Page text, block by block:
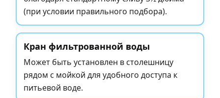
(при условии правильного подбора).
Кран фильтрованной воды
Может быть установлен в столешницу
рядом с мойкой для удобного доступа к
питьевой воде.